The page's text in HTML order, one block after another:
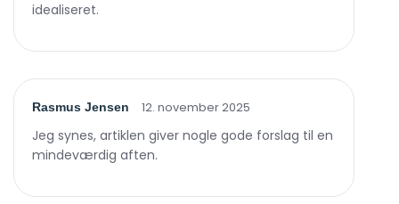
idealiseret.
Rasmus Jensen 12. november 2025
Jeg synes, artiklen giver nogle gode forslag til en
mindeværdig aften.